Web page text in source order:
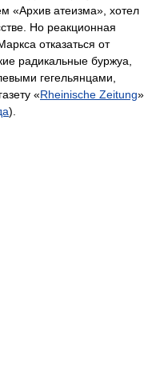
«Архив атеизма», хотел
Но реакционная
отказаться от
радикальные буржуа,
гегельянцами,
«Rheinische Zeitung»
).